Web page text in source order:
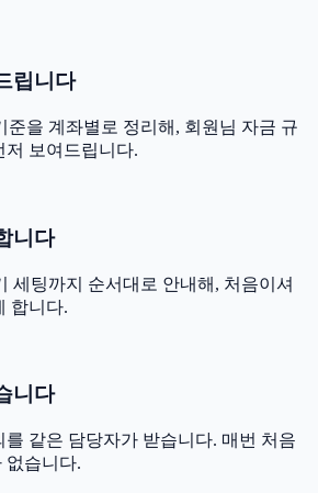
립니다
준을 계좌별로 정리해, 회원님 자금 규
저 보여드립니다.
니다
세팅까지 순서대로 안내해, 처음이셔
합니다.
니다
같은 담당자가 받습니다. 매번 처음
없습니다.